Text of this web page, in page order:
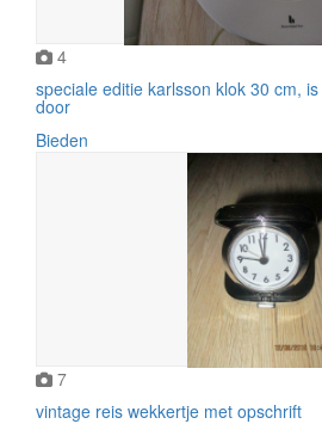
4
speciale editie karlsson klok 30 cm,
door
Bieden
7
vintage reis wekkertje met opschrift